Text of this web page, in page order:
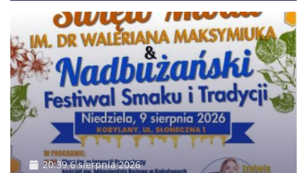
20:39 6 sierpnia 2026